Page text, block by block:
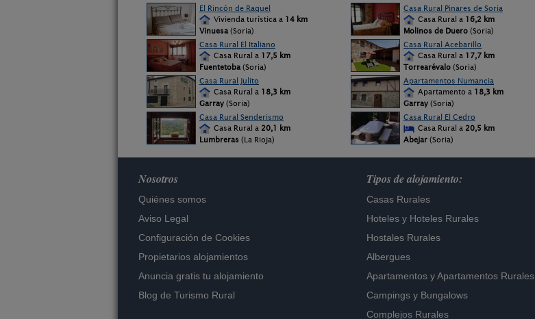
El Rincón de Raquel
Vivienda turística a 14 km
Vinuesa (Soria)
Casa Rural Pinares de Soria
Casa Rural a 16,2 km
Molinos de Duero (Soria)
Casa Rural El Italiano
Casa Rural a 17,5 km
Fuentetoba (Soria)
Casa Rural Acebarillo
Casa Rural a 17,7 km
Torrearévalo (Soria)
Casa Rural Julito
Casa Rural a 18,3 km
Garray (Soria)
Apartamentos Numancia
Apartamento a 18,3 km
Garray (Soria)
Casa Rural Senderismo
Casa Rural a 20,1 km
Lumbreras (La Rioja)
Casa Rural El Cedro
Casa Rural a 20,5 km
Abejar (Soria)
Nosotros
Quiénes somos
Aviso Legal
Configuración de Cookies
Propietarios alojamientos
Anuncia gratis tu alojamiento
Blog de Turismo Rural
Tipos de alojamiento:
Casas Rurales
Hoteles y Hoteles Rurales
Hostales Rurales
Albergues
Apartamentos yApartamentos Rurales
Campings y Bungalows
Complejos Rurales